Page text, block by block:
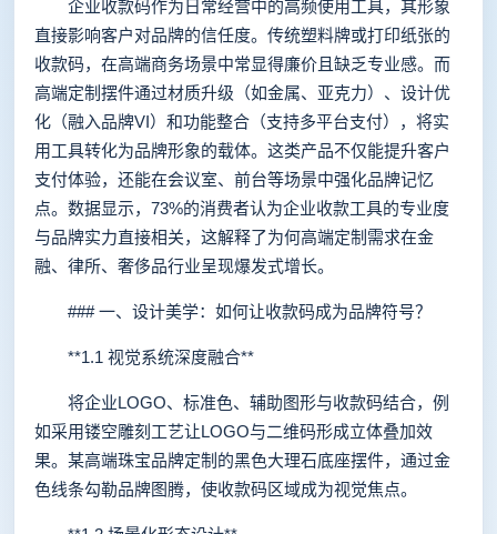
企业收款码作为日常经营中的高频使用工具，其形象
直接影响客户对品牌的信任度。传统塑料牌或打印纸张的
收款码，在高端商务场景中常显得廉价且缺乏专业感。而
高端定制摆件通过材质升级（如金属、亚克力）、设计优
化（融入品牌VI）和功能整合（支持多平台支付），将实
用工具转化为品牌形象的载体。这类产品不仅能提升客户
支付体验，还能在会议室、前台等场景中强化品牌记忆
点。数据显示，73%的消费者认为企业收款工具的专业度
与品牌实力直接相关，这解释了为何高端定制需求在金
融、律所、奢侈品行业呈现爆发式增长。
### 一、设计美学：如何让收款码成为品牌符号？
**1.1 视觉系统深度融合**
将企业LOGO、标准色、辅助图形与收款码结合，例
如采用镂空雕刻工艺让LOGO与二维码形成立体叠加效
果。某高端珠宝品牌定制的黑色大理石底座摆件，通过金
色线条勾勒品牌图腾，使收款码区域成为视觉焦点。